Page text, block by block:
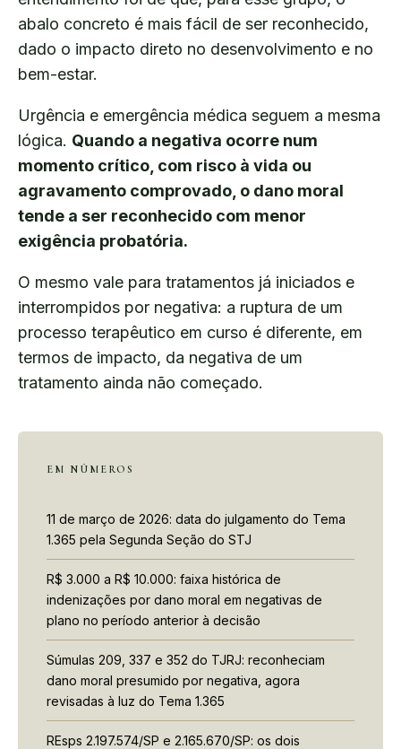
abalo concreto é mais fácil de ser reconhecido,
dado o impacto direto no desenvolvimento e no
bem-estar.
Urgência e emergência médica seguem a mesma
lógica. Quando a negativa ocorre num
momento crítico, com risco à vida ou
agravamento comprovado, o dano moral
tende a ser reconhecido com menor
exigência probatória.
O mesmo vale para tratamentos já iniciados e
interrompidos por negativa: a ruptura de um
processo terapêutico em curso é diferente, em
termos de impacto, da negativa de um
tratamento ainda não começado.
EM NÚMEROS
11 de março de 2026: data do julgamento do Tema
1.365 pela Segunda Seção do STJ
R$ 3.000 a R$ 10.000: faixa histórica de
indenizações por dano moral em negativas de
plano no período anterior à decisão
Súmulas 209, 337 e 352 do TJRJ: reconheciam
dano moral presumido por negativa, agora
revisadas à luz do Tema 1.365
REsps 2.197.574/SP e 2.165.670/SP: os dois